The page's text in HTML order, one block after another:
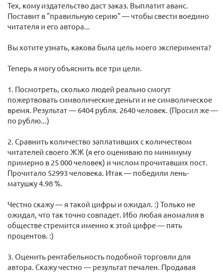
Тех, кому издательство даст заказ. Выплатит аванс.
Поставит в "правильную серию" — чтобы свести воедино
читателя и его автора...
Вы хотите узнать, какова была цель моего эксперимента?
Теперь я могу объяснить все три цели.
1. Посмотреть, сколько людей реально смогут
пожертвовать символические деньги и не символическое
время. Результат — 6404 рубля. 2640 человек. (Просил же —
по рублю...)
2. Сравнить количество заплативших с количеством
читателей своего ЖЖ (я его оцениваю по минимуму
примерно в 25 000 человек) и числом прочитавших пост.
Прочитало 52993 человека. Итак — победили лень-
матушку 4.98 %.
Честно скажу — я такой цифры и ожидал. :) Только не
ожидал, что так точно совпадет. Ибо любая аномалия в
обществе стремится именно к этой цифре — пять
процентов. :)
3. Оценить рентабельность подобной торговли для
автора. Скажу честно — результат печален. Продавая